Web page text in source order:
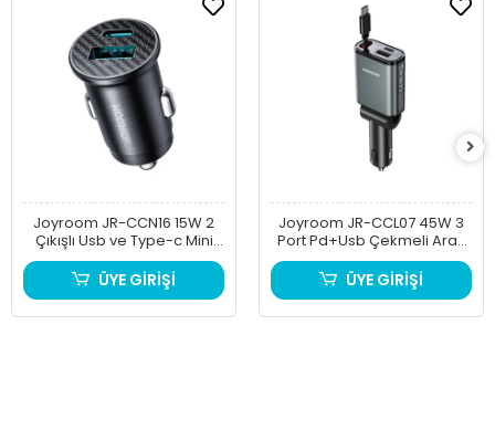
Joyroom JR-CCN16 15W 2
Çıkışlı Usb ve Type-c Mini
Araç Şarj
ÜYE GİRİŞİ
Joyroom JR-CCL07 45W 3
Port Pd+Usb Çekmeli Araç
Şarj
ÜYE GİRİŞİ